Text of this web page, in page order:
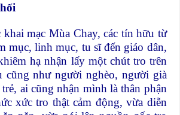
mạc Mùa Chay, các tín hữu từ
mục, linh mục, tu sĩ đến giáo dân,
hạ nhận lấy một chút tro trên
cũng như người nghèo, người già
ai cũng nhận mình là thân phận
xức tro thật cảm động, vừa diễn